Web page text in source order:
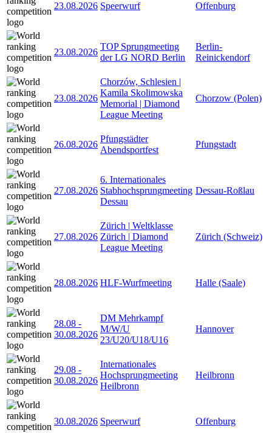
23.08.2026 Speerwurf Offenburg
23.08.2026
TOP Sprungmeeting
der LG NORD Berlin
Berlin-
Reinickendorf
23.08.2026
Chorzów, Schlesien |
Kamila Skolimowska
Memorial | Diamond
League Meeting
Chorzow (Polen)
26.08.2026
Pfungstädter
Abendsportfest
Pfungstadt
27.08.2026
6. Internationales
Stabhochsprungmeeting
Dessau
Dessau-Roßlau
27.08.2026
Zürich | Weltklasse
Zürich | Diamond
League Meeting
Zürich (Schweiz)
28.08.2026 HLF-Wurfmeeting Halle (Saale)
28.08 -
30.08.2026
DM Mehrkampf
M/W/U
23/U20/U18/U16
Hannover
29.08 -
30.08.2026
Internationales
Hochsprungmeeting
Heilbronn
Heilbronn
30.08.2026 Speerwurf Offenburg